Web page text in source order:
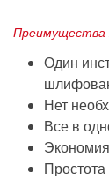
Преимущества
Один
Нет
Все в